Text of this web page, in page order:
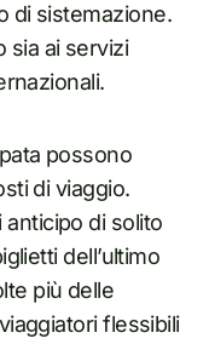
di sistemazione.
sia ai servizi
possono
di viaggio.
di solito
dell’ultimo
più delle
flessibili